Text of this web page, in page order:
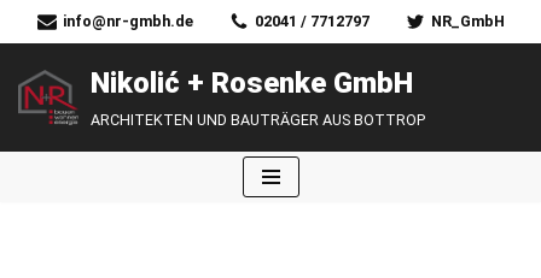
Zum
Inhalt
springen
info@nr-gmbh.de 02041 / 7712797 NR_GmbH
Nikolić + Rosenke GmbH
ARCHITEKTEN UND BAUTRÄGER AUS BOTTROP